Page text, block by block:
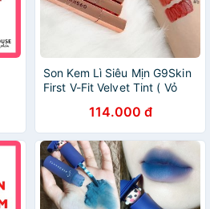
Son Kem Lì Siêu Mịn G9Skin
First V-Fit Velvet Tint ( Vỏ
114.000 đ